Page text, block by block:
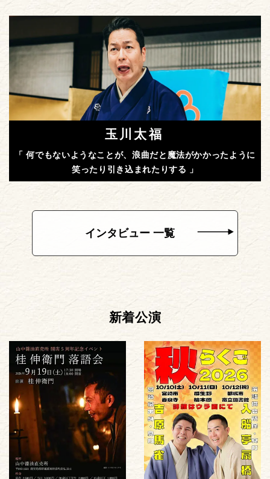
玉川太福
「 何でもないようなことが、浪曲だと魔法がかかったように
笑ったり引き込まれたりする 」
インタビュー 一覧
新着公演